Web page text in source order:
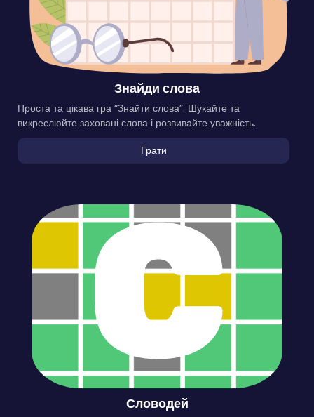
Знайди слова
Проста та цікава гра “Знайти слова”. Шукайте та
викреслюйте заховані слова і розвивайте уважність.
Грати
Словодей